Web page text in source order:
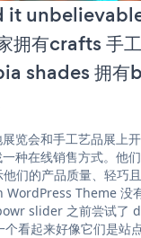
it
拥有crafts 手
shades 拥
览会和手工艺品展上开
种在线销售方式。他
们的产品质量、轻巧
WordPress Theme 没
slider 之前尝试
看起来好像它们是站